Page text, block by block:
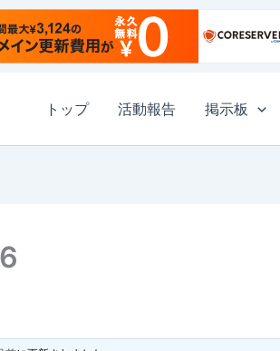
トップ 活動報告 掲示板